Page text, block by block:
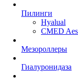
Пилинги
Hyalual
CMED
Мезороллеры
Гиалуронидаза